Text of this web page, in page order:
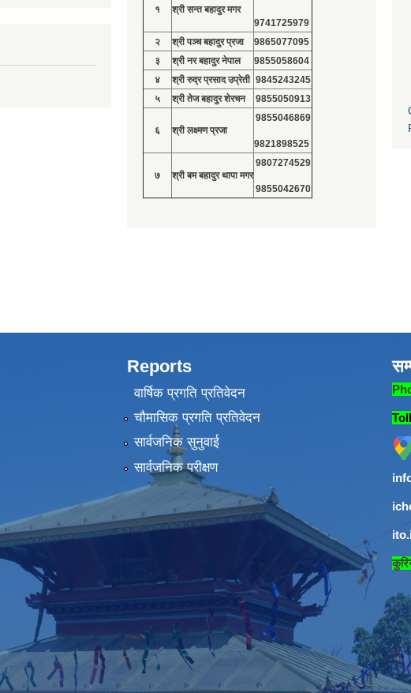
१ श्री सन्त बहादुर मगर
9741725979
२
श्री पञ्च बहादुर प्रजा
9865077095
३
श्री नर बहादुर नेपाल
9855058604
४
श्री रुद्र प्रसाद उप्रेती 9845243245
५
श्री तेज बहादुर शेरचन 9855050913
६ श्री लक्ष्मण प्रजा
9855046869
9821898525
७ श्री बम बहादुर थापा मगर
9807274529
9855042670
Reports
वार्षिक प्रगति प्रतिवेदन
चौमासिक प्रगति प्रतिवेदन
सार्वजनिक सुनुवाई
सार्वजनिक परीक्षण